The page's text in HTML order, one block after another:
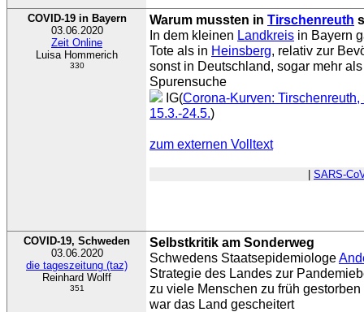
COVID-19 in Bayern
03.06.2020
Zeit Online
Luisa Hommerich
330
Warum mussten in Tirschenreuth
In dem kleinen Landkreis in Bayern
Tote als in Heinsberg, relativ zur
sonst in Deutschland, sogar mehr
Spurensuche
IG(Corona-Kurven:
15.3.-24.5.)
zum externen Volltext
SARS-
COVID-19, Schweden
03.06.2020
die tageszeitung (taz)
Reinhard Wolff
351
Selbstkritik am Sonderweg
Schwedens Staatsepidemiologe
Strategie des Landes zur
zu viele Menschen zu früh gestorben
war das Land gescheitert